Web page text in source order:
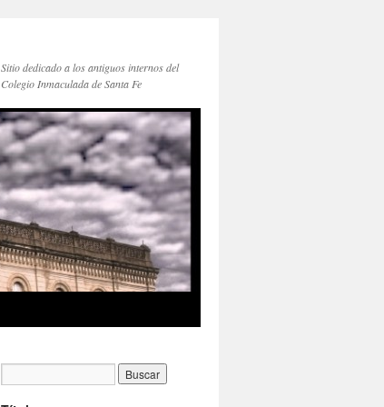
Sitio dedicado a los antiguos internos del
Colegio Inmaculada de Santa Fe